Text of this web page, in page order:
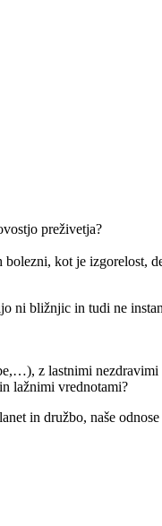
preživetja?
kot je izgorelost,
bližnjic in tudi ne
z lastnimi
lažnimi vrednotami?
in družbo, naše